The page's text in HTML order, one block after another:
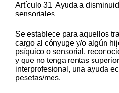
Artículo 31. Ayuda a
sensoriales.
Se establece para aquellos
cargo al cónyuge y/o algún
psíquico o sensorial,
y que no tenga rentas
interprofesional, una ayuda
pesetas/mes.